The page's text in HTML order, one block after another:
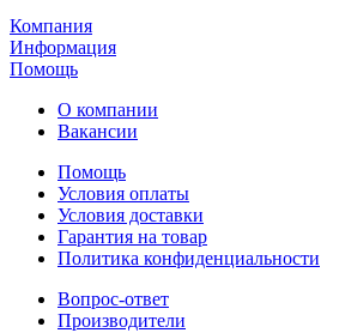
Компания
Информация
Помощь
О компании
Вакансии
Помощь
Условия оплаты
Условия доставки
Гарантия на товар
Политика конфиденциальности
Вопрос-ответ
Производители